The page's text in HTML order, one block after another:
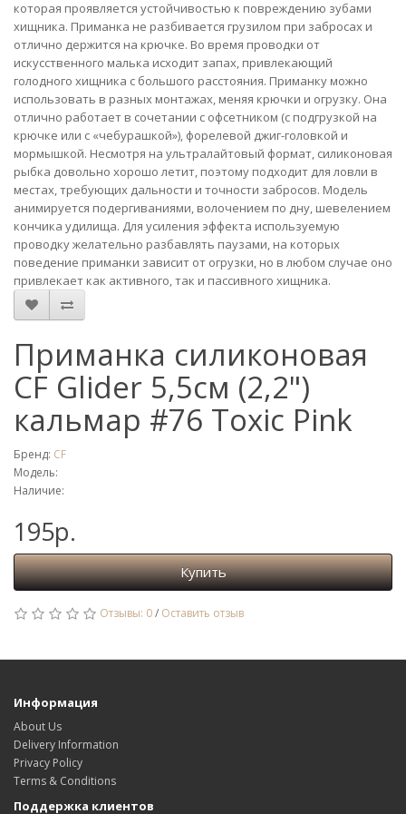
которая проявляется устойчивостью к повреждению зубами
хищника. Приманка не разбивается грузилом при забросах и
отлично держится на крючке. Во время проводки от
искусственного малька исходит запах, привлекающий
голодного хищника с большого расстояния. Приманку можно
использовать в разных монтажах, меняя крючки и огрузку. Она
отлично работает в сочетании с офсетником (с подгрузкой на
крючке или с «чебурашкой»), форелевой джиг-головкой и
мормышкой. Несмотря на ультралайтовый формат, силиконовая
рыбка довольно хорошо летит, поэтому подходит для ловли в
местах, требующих дальности и точности забросов. Модель
анимируется подергиваниями, волочением по дну, шевелением
кончика удилища. Для усиления эффекта используемую
проводку желательно разбавлять паузами, на которых
поведение приманки зависит от огрузки, но в любом случае оно
привлекает как активного, так и пассивного хищника.
Приманка силиконовая
CF Glider 5,5см (2,2")
кальмар #76 Toxic Pink
Бренд: CF
Модель:
Наличие:
195р.
Купить
Отзывы: 0/ Оставить отзыв
Информация
About Us
Delivery Information
Privacy Policy
Terms & Conditions
Поддержка клиентов